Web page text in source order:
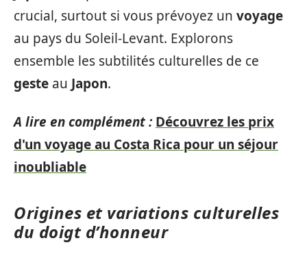
crucial, surtout si vous prévoyez un voyage
au pays du Soleil-Levant. Explorons
ensemble les subtilités culturelles de ce
geste au Japon.
A lire en complément : Découvrez les prix
d'un voyage au Costa Rica pour un séjour
inoubliable
Origines et variations culturelles
du doigt d’honneur